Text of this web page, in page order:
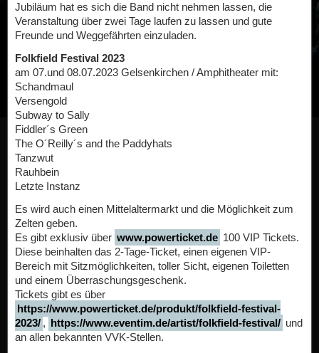
Jubiläum hat es sich die Band nicht nehmen lassen, die
Veranstaltung über zwei Tage laufen zu lassen und gute
Freunde und Weggefährten einzuladen.
Folkfield Festival 2023
am 07.und 08.07.2023 Gelsenkirchen / Amphitheater mit:
Schandmaul
Versengold
Subway to Sally
Fiddler´s Green
The O´Reilly´s and the Paddyhats
Tanzwut
Rauhbein
Letzte Instanz
Es wird auch einen Mittelaltermarkt und die Möglichkeit zum
Zelten geben.
Es gibt exklusiv über www.powerticket.de 100 VIP Tickets.
Diese beinhalten das 2-Tage-Ticket, einen eigenen VIP-
Bereich mit Sitzmöglichkeiten, toller Sicht, eigenen Toiletten
und einem Überraschungsgeschenk.
Tickets gibt es über
https://www.powerticket.de/produkt/folkfield-festival-
2023/ , https://www.eventim.de/artist/folkfield-festival/ und
an allen bekannten VVK-Stellen.